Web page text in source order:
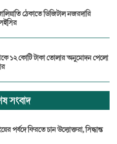
ঠেকাতে ডিজিটাল নজরদারি
১২ কোটি টাকা তোলার অনুমোদন পেলো
সংবাদ
পর্ষদে ফিরতে চান উদ্যোক্তরা, সিদ্ধান্ত